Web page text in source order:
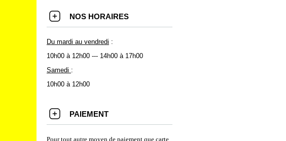
NOS HORAIRES
Du mardi au vendredi :
10h00 à 12h00 --- 14h00 à 17h00
Samedi :
10h00 à 12h00
PAIEMENT
Pour tout autre moyen de paiement que carte